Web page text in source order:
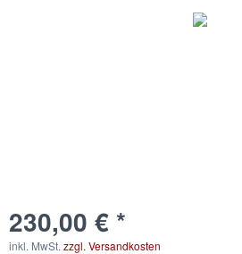
230,00 € *
inkl. MwSt. zzgl. Versandkosten